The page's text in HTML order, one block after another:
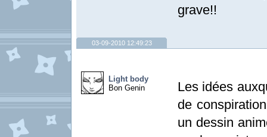
grave!!
03-09-2010 12:49:23
Light body
Bon Genin
Les idées
de
un dessin